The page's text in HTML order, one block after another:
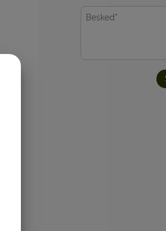
*
Besked